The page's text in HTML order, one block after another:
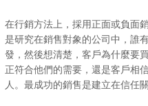
在行銷方法上，採用正面或負面
是研究在銷售對象的公司中，誰
發，然後想清楚，客戶為什麼要
正符合他們的需要，還是客戶相
人。最成功的銷售是建立在信任